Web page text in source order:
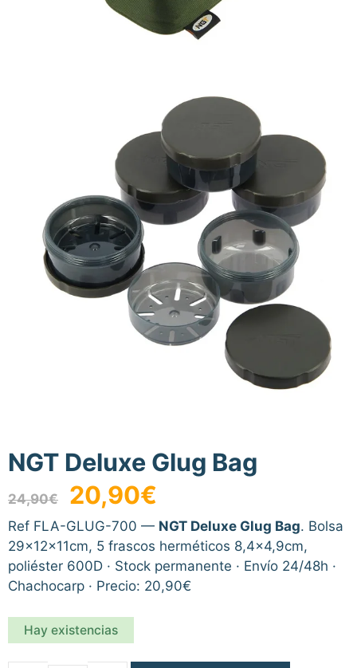
NGT Deluxe Glug Bag
24,90€
El
precio
original
era:
24,90€.
20,90€
actual
es:
20,90€.
Ref FLA-GLUG-700 — NGT Deluxe Glug Bag. Bolsa
29×12×11cm, 5 frascos herméticos 8,4×4,9cm,
poliéster 600D · Stock permanente · Envío 24/48h ·
Chachocarp · Precio: 20,90€
Hay existencias